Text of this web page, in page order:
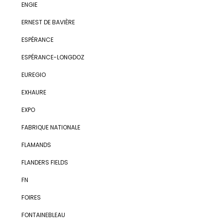
ENGIE
ERNEST DE BAVIÈRE
ESPÉRANCE
ESPÉRANCE-LONGDOZ
EUREGIO
EXHAURE
EXPO
FABRIQUE NATIONALE
FLAMANDS
FLANDERS FIELDS
FN
FOIRES
FONTAINEBLEAU